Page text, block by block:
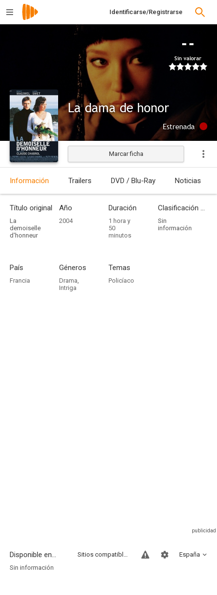
Identificarse/Registrarse
--
Sin valorar
La dama de honor
Estrenada
Marcar ficha
Información Trailers DVD / Blu-Ray Noticias
Título original
La
demoiselle
d'honneur
Año
2004
Duración
1 hora y
50
minutos
Clasificación por edades
Sin
información
País
Francia
Géneros
Drama,
Intriga
Temas
Policíaco
Disponible en... España
Sitios compatibles
Sin información